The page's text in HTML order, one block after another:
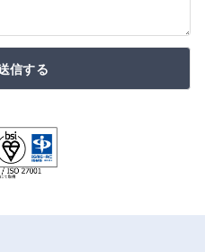
信する